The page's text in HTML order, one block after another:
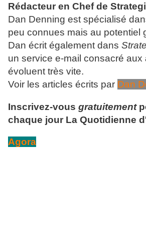
Rédacteur en Chef de
Dan Denning est spécialisé
peu connues mais au potentiel
Dan écrit également dans
un service e-mail consacré aux
évoluent très vite.
Voir les articles écrits par Dan
Inscrivez-vous gratuitement
chaque jour La Quotidienne
Agora